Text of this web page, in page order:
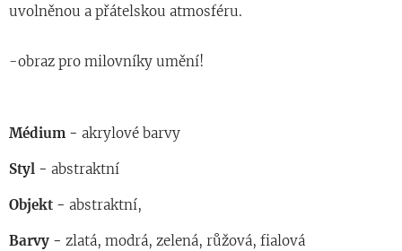
uvolněnou a přátelskou atmosféru.
-obraz pro milovníky umění!
Médium - akrylové barvy
Styl - abstraktní
Objekt - abstraktní,
Barvy - zlatá, modrá, zelená, růžová, fialová